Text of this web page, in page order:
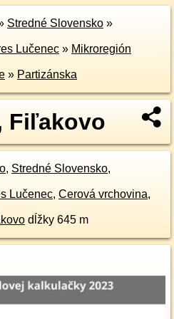
Stredné Slovensko »
Lučenec » Mikroregión
» Partizánska
Fiľakovo
, Stredné Slovensko,
Lučenec, Cerová vrchovina,
dĺžky 645 m